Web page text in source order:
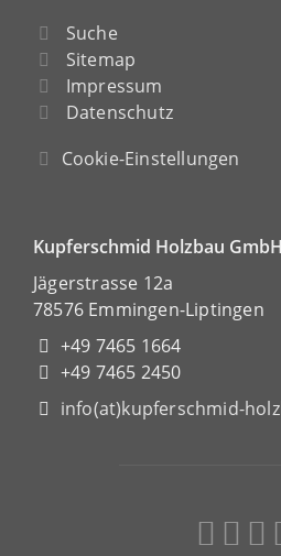
Suche
Sitemap
Impressum
Datenschutz
Cookie-Einstellungen
Kupferschmid Holzbau
Jägerstrasse 12a
78576 Emmingen-Liptingen
+49 7465 1664
+49 7465 2450
info(at)kupferschmid-